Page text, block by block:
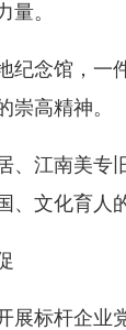
量。
念馆，一
崇高精神。
南美专旧
文化育人
标杆企业